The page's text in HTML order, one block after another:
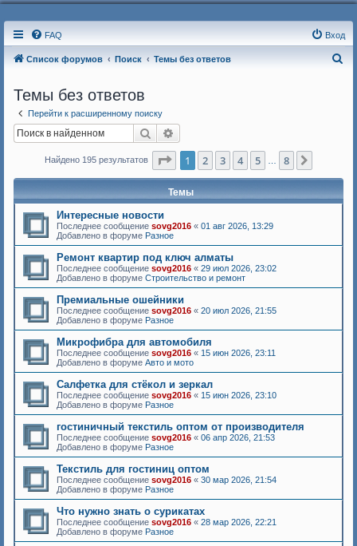
FAQ Вход
Список форумов Поиск Темы без ответов
Темы без ответов
Перейти к расширенному поиску
Поиск
Найдено 195 результатов Страница из
1 2 3 4 5 8
Темы
Интересные новости
Последнее сообщение sovg2016 « 01 авг 2026, 13:29
Добавлено в форуме Разное
Ремонт квартир под ключ алматы
Последнее сообщение sovg2016 « 29 июл 2026, 23:02
Добавлено в форуме Строительство и ремонт
Премиальные ошейники
Последнее сообщение sovg2016 « 20 июл 2026, 21:55
Добавлено в форуме Разное
Микрофибра для автомобиля
Последнее сообщение sovg2016 « 15 июн 2026, 23:11
Добавлено в форуме Авто и мото
Салфетка для стёкол и зеркал
Последнее сообщение sovg2016 « 15 июн 2026, 23:10
Добавлено в форуме Разное
гостиничный текстиль оптом от производителя
Последнее сообщение sovg2016 « 06 апр 2026, 21:53
Добавлено в форуме Разное
Текстиль для гостиниц оптом
Последнее сообщение sovg2016 « 30 мар 2026, 21:54
Добавлено в форуме Разное
Что нужно знать о сурикатах
Последнее сообщение sovg2016 « 28 мар 2026, 22:21
Добавлено в форуме Разное